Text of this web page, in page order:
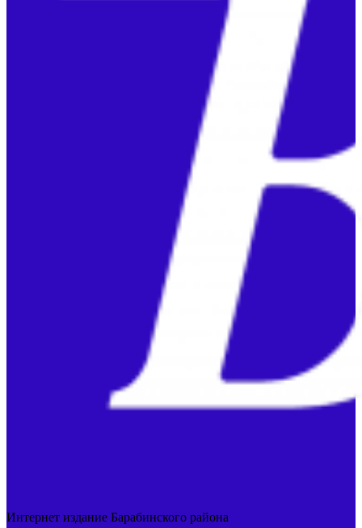
Интернет издание Барабинского района